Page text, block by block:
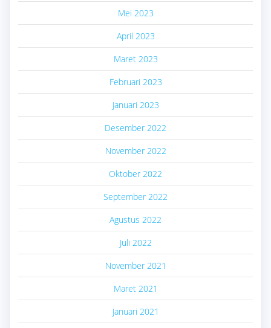
Mei 2023
April 2023
Maret 2023
Februari 2023
Januari 2023
Desember 2022
November 2022
Oktober 2022
September 2022
Agustus 2022
Juli 2022
November 2021
Maret 2021
Januari 2021